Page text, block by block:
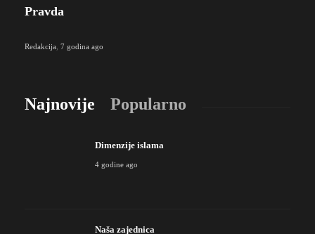
Pravda
Redakcija 7 godina ago
Najnovije Popularno
Dimenzije islama
4 godine ago
Naša zajednica